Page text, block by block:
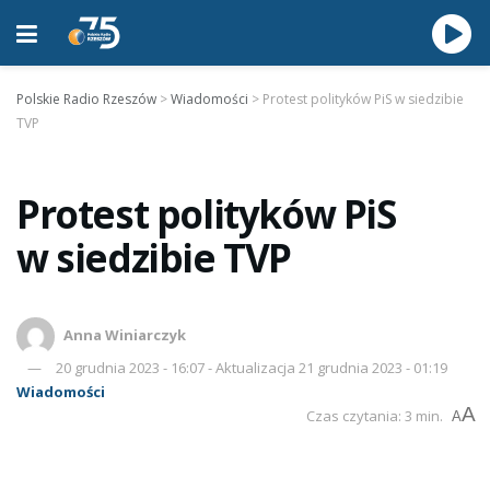
Polskie Radio Rzeszów >Wiadomości > Protest polityków PiS w siedzibie
TVP
Protest polityków PiS
w siedzibie TVP
Anna Winiarczyk
20 grudnia 2023 - 16:07 - Aktualizacja 21 grudnia 2023 - 01:19
Wiadomości
Czas czytania: 3 min. AA